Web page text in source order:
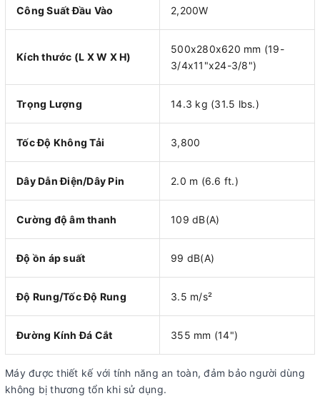
Công Suất Đầu Vào 2,200W
Kích thước (L X W X H)
500x280x620 mm (19-
3/4x11"x24-3/8")
Trọng Lượng 14.3 kg (31.5 lbs.)
Tốc Độ Không Tải 3,800
Dây Dẫn Điện/Dây Pin 2.0 m (6.6 ft.)
Cường độ âm thanh 109 dB(A)
Độ ồn áp suất 99 dB(A)
Độ Rung/Tốc Độ Rung 3.5 m/s²
Đường Kính Đá Cắt 355 mm (14")
Máy được thiết kế với tính năng an toàn, đảm bảo người dùng
không bị thương tổn khi sử dụng.